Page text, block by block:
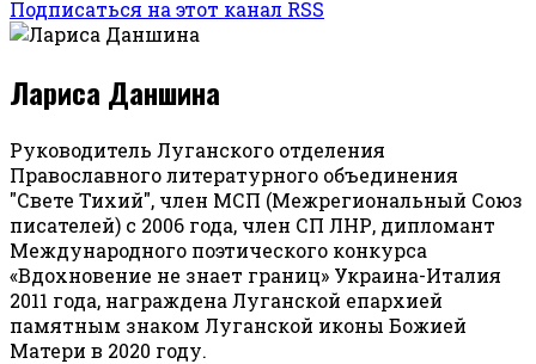
Подписаться на этот канал RSS
Лариса Даншина
Руководитель Луганского отделения
Православного литературного объединения
"Свете Тихий", член МСП (Межрегиональный Союз
писателей) с 2006 года, член СП ЛНР, дипломант
Международного поэтического конкурса
«Вдохновение не знает границ» Украина-Италия
2011 года, награждена Луганской епархией
памятным знаком Луганской иконы Божией
Матери в 2020 году.